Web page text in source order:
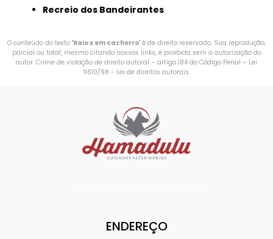
Recreio dos Bandeirantes
O conteúdo do texto "Raio x em cachorro" é de direito reservado. Sua reprodução,
parcial ou total, mesmo citando nossos links, é proibida sem a autorização do
autor. Crime de violação de direito autoral – artigo 184 do Código Penal – Lei
9610/98 - Lei de direitos autorais.
ENDEREÇO